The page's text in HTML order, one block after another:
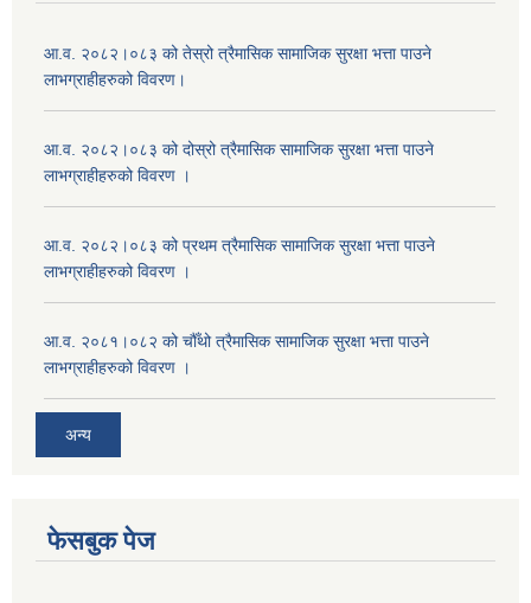
आ.व. २०८२।०८३ को तेस्रो त्रैमासिक सामाजिक सुरक्षा भत्ता पाउने
लाभग्राहीहरुको विवरण।
आ.व. २०८२।०८३ को दोस्रो त्रैमासिक सामाजिक सुरक्षा भत्ता पाउने
लाभग्राहीहरुको विवरण ।
आ.व. २०८२।०८३ को प्रथम त्रैमासिक सामाजिक सुरक्षा भत्ता पाउने
लाभग्राहीहरुको विवरण ।
आ.व. २०८१।०८२ को चौँथो त्रैमासिक सामाजिक सुरक्षा भत्ता पाउने
लाभग्राहीहरुको विवरण ।
अन्य
फेसबुक पेज